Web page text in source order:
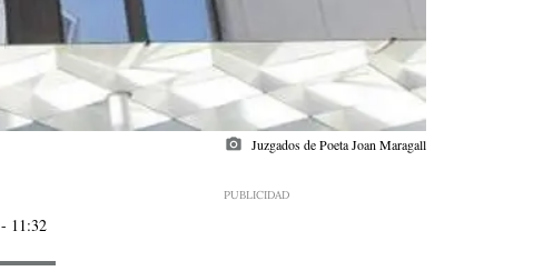
photo_camera Juzgados de Poeta Joan Maragall
- 11:32